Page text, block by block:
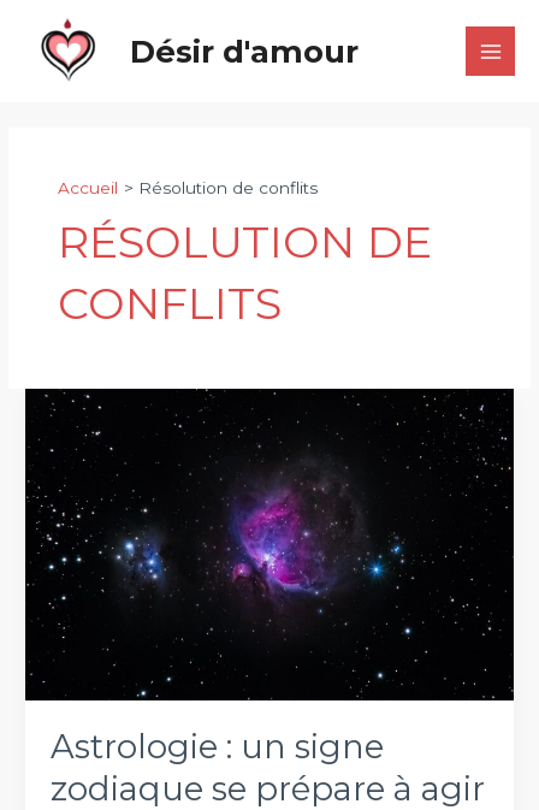
contenu
Désir d'amour
Main
Accueil Résolution de conflits
RÉSOLUTION DE
CONFLITS
Astrologie : un signe
zodiaque se prépare à agir